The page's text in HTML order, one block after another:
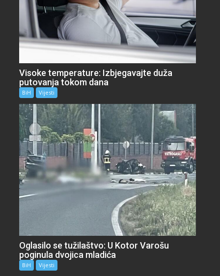
Visoke temperature: Izbjegavajte duža
putovanja tokom dana
BiH Vijesti
Oglasilo se tužilaštvo: U Kotor Varošu
poginula dvojica mladića
BiH Vijesti